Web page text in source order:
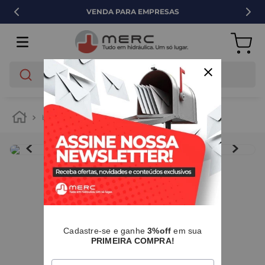
VENDA PARA EMPRESAS
O que você está buscando?
banheiro instalação e acessórios
IMAGENS MERAMENTE ILUSTRATIVAS
Cadastre-se e ganhe3%off em sua
PRIMEIRA COMPRA!